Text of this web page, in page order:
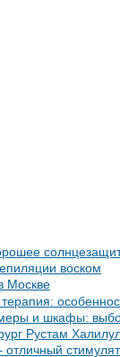
воском
Москве
и шкафы:
Рустам
отличный